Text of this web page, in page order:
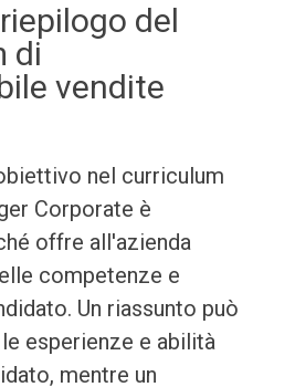
del
di
vendite
nel curriculum
Corporate è
offre all'azienda
competenze e
Un riassunto può
esperienze e abilità
mentre un